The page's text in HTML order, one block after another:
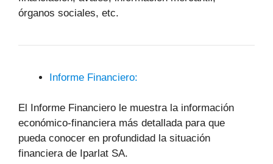
órganos sociales, etc.
Informe Financiero:
El Informe Financiero le muestra la información
económico-financiera más detallada para que
pueda conocer en profundidad la situación
financiera de Iparlat SA.